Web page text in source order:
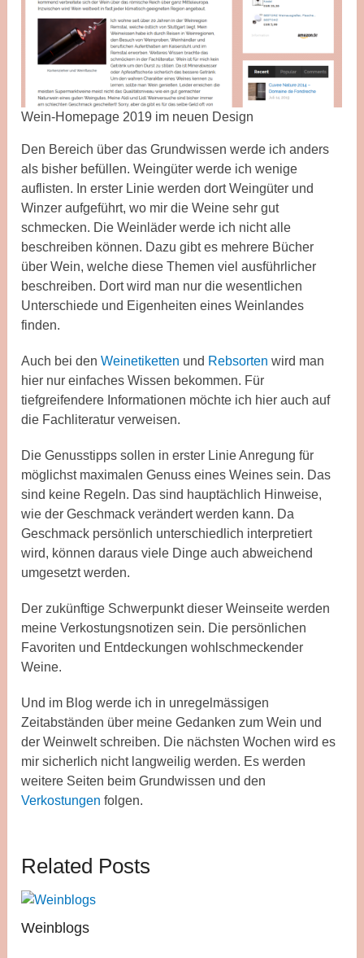
Wein-Homepage 2019 im neuen Design
Den Bereich über das Grundwissen werde ich anders
als bisher befüllen. Weingüter werde ich wenige
auflisten. In erster Linie werden dort Weingüter und
Winzer aufgeführt, wo mir die Weine sehr gut
schmecken. Die Weinläder werde ich nicht alle
beschreiben können. Dazu gibt es mehrere Bücher
über Wein, welche diese Themen viel ausführlicher
beschreiben. Dort wird man nur die wesentlichen
Unterschiede und Eigenheiten eines Weinlandes
finden.
Auch bei denWeinetiketten und Rebsorten wird man
hier nur einfaches Wissen bekommen. Für
tiefgreifendere Informationen möchte ich hier auch auf
die Fachliteratur verweisen.
Die Genusstipps sollen in erster Linie Anregung für
möglichst maximalen Genuss eines Weines sein. Das
sind keine Regeln. Das sind hauptächlich Hinweise,
wie der Geschmack verändert werden kann. Da
Geschmack persönlich unterschiedlich interpretiert
wird, können daraus viele Dinge auch abweichend
umgesetzt werden.
Der zukünftige Schwerpunkt dieser Weinseite werden
meine Verkostungsnotizen sein. Die persönlichen
Favoriten und Entdeckungen wohlschmeckender
Weine.
Und im Blog werde ich in unregelmässigen
Zeitabständen über meine Gedanken zum Wein und
der Weinwelt schreiben. Die nächsten Wochen wird es
mir sicherlich nicht langweilig werden. Es werden
weitere Seiten beim Grundwissen und den
Verkostungen folgen.
Related Posts
Weinblogs